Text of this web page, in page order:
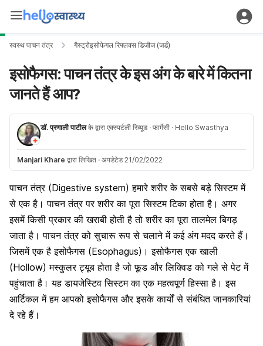
स्वस्थ पाचन तंत्र गैस्ट्रोइसोफेगल रिफ्लक्स डिजीज (जर्ड)
इसोफैगस: पाचन तंत्र के इस अंग के बारे में कितना
जानते हैं आप?
डॉ. प्रणाली पाटीलके द्वारा एक्स्पर्टली रिव्यूड · फार्मेसी · Hello Swasthya
Manjari Khare द्वारा लिखित · अपडेटेड 21/02/2022
पाचन तंत्र (Digestive system) हमारे शरीर के सबसे बड़े सिस्टम में
से एक है। पाचन तंत्र पर शरीर का पूरा सिस्टम टिका होता है। अगर
इसमें किसी प्रकार की खराबी होती है तो शरीर का पूरा तालमेल बिगड़
जाता है। पाचन तंत्र को सुचारू रूप से चलाने में कई अंग मदद करते हैं।
जिसमें एक है इसोफैगस (Esophagus)। इसोफैगस एक खाली
(Hollow) मस्कुलर ट्यूब होता है जो फूड और लिक्विड को गले से पेट में
पहुंचाता है। यह डायजेस्टिव सिस्टम का एक महत्वपूर्ण हिस्सा है। इस
आर्टिकल में हम आपको इसोफैगस और इसके कार्यों से संबंधित जानकारियां
दे रहे हैं।